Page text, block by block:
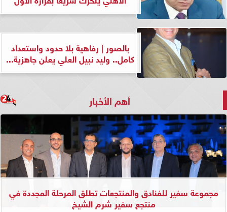
بالصور | رفاهية بلا حدود واستعداد
كامل.. وليد نبيل العلي يعلن جاهزية...
أهم الأخبار
مجموعة سفير للفنادق والمنتجعات تطلق المرحلة المجددة في
منتجع سفير شرم الشيخ